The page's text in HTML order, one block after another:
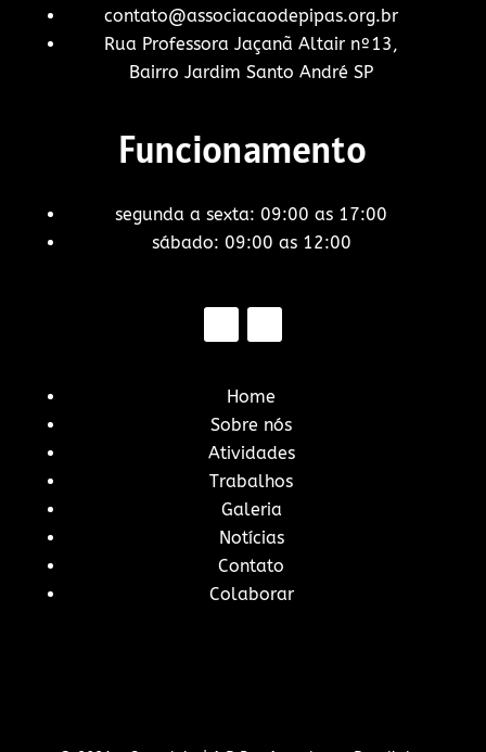
contato@associacaodepipas.org.br
Rua Professora Jaçanã Altair nº13,
Bairro Jardim Santo André SP
Funcionamento
segunda a sexta: 09:00 as 17:00
sábado: 09:00 as 12:00
Home
Sobre nós
Atividades
Trabalhos
Galeria
Notícias
Contato
Colaborar